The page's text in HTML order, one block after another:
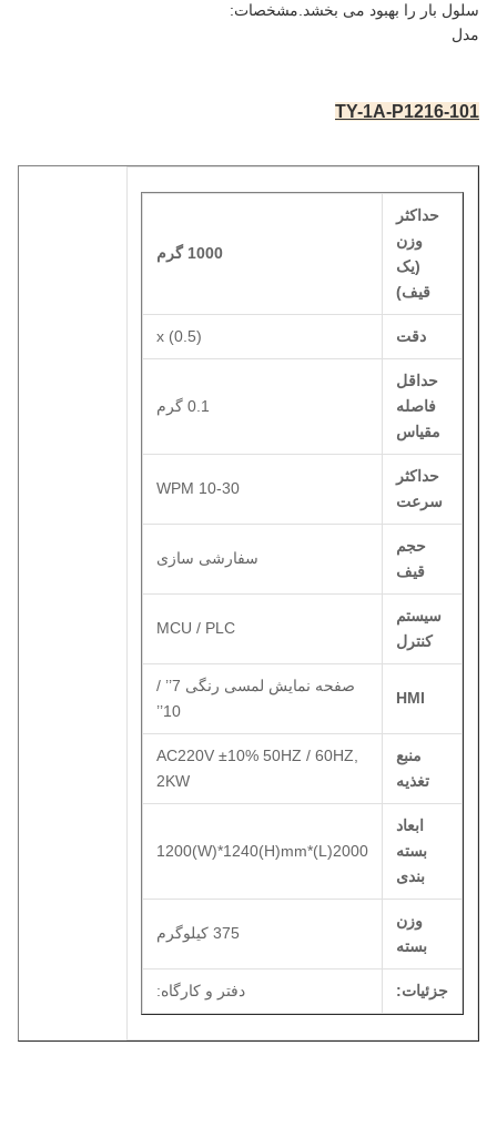
سلول بار را بهبود می بخشد.مشخصات:
مدل
TY-1A-P1216-101
حداکثر
وزن
(یک
قیف)
1000 گرم
دقت x (0.5)
حداقل
فاصله
مقیاس
0.1 گرم
حداکثر
سرعت
10-30 WPM
حجم
قیف
سفارشی سازی
سیستم
کنترل
MCU / PLC
HMI
صفحه نمایش لمسی رنگی 7’’ /
10’’
منبع
تغذیه
AC220V ±10% 50HZ / 60HZ,
2KW
ابعاد
بسته
بندی
2000(L)*1200(W)*1240(H)mm
وزن
بسته
375 کیلوگرم
جزئیات: دفتر و کارگاه: